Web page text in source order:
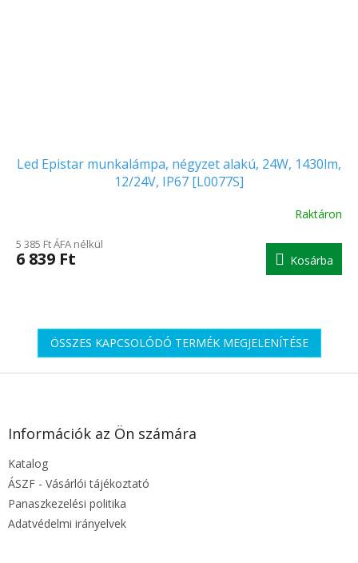
Led Epistar munkalámpa, négyzet alakú, 24W, 1430lm,
12/24V, IP67 [L0077S]
átlagos
értékelése
Raktáron
5 385 Ft ÁFA nélkül
6 839 Ft Kosárba
ÖSSZES KAPCSOLÓDÓ TERMÉK MEGJELENÍTÉSE
L
Információk az Ön számára
Katalog
ÁSZF - Vásárlói tájékoztató
Panaszkezelési politika
Adatvédelmi irányelvek